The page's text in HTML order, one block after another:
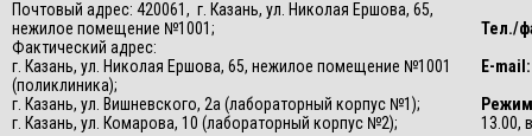
Почтовый адрес: 420061, г. Казань, ул. Николая Ершова, 65,
нежилое помещение №1001;
Фактический адрес:
г. Казань, ул. Николая Ершова, 65, нежилое помещение №1001
(поликлиника);
г. Казань, ул. Вишневского, 2а (лабораторный корпус №1);
г. Казань, ул. Комарова, 10 (лабораторный корпус №2);
Тел./
E-mail:
13.00,